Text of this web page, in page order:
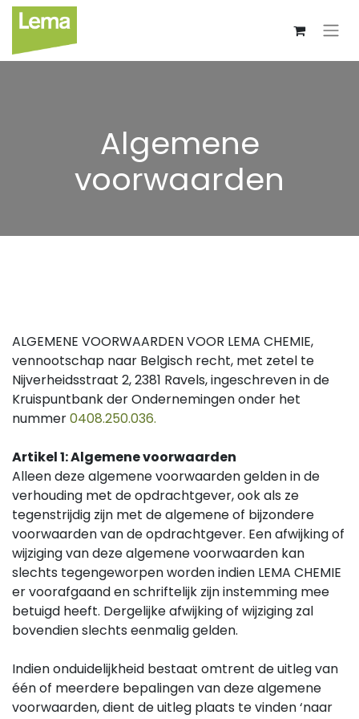
Algemene
voorwaarden
ALGEMENE VOORWAARDEN VOOR LEMA CHEMIE,
vennootschap naar Belgisch recht, met zetel te
Nijverheidsstraat 2, 2381 Ravels, ingeschreven in de
Kruispuntbank der Ondernemingen onder het
nummer0408.250.036.
Artikel 1: Algemene voorwaarden
Alleen deze algemene voorwaarden gelden in de
verhouding met de opdrachtgever, ook als ze
tegenstrijdig zijn met de algemene of bijzondere
voorwaarden van de opdrachtgever. Een afwijking of
wijziging van deze algemene voorwaarden kan
slechts tegengeworpen worden indien LEMA CHEMIE
er voorafgaand en schriftelijk zijn instemming mee
betuigd heeft. Dergelijke afwijking of wijziging zal
bovendien slechts eenmalig gelden.
Indien onduidelijkheid bestaat omtrent de uitleg van
één of meerdere bepalingen van deze algemene
voorwaarden, dient de uitleg plaats te vinden ‘naar